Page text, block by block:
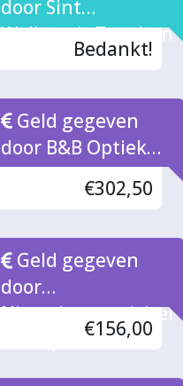
door Sint
Walburgis Zutphen
Bedankt!
Geld gegeven
door B&B Optiek
Warnsveld
€302,50
Geld gegeven
door
Nieuwjaarsactivitei
t Trefpark€156,00